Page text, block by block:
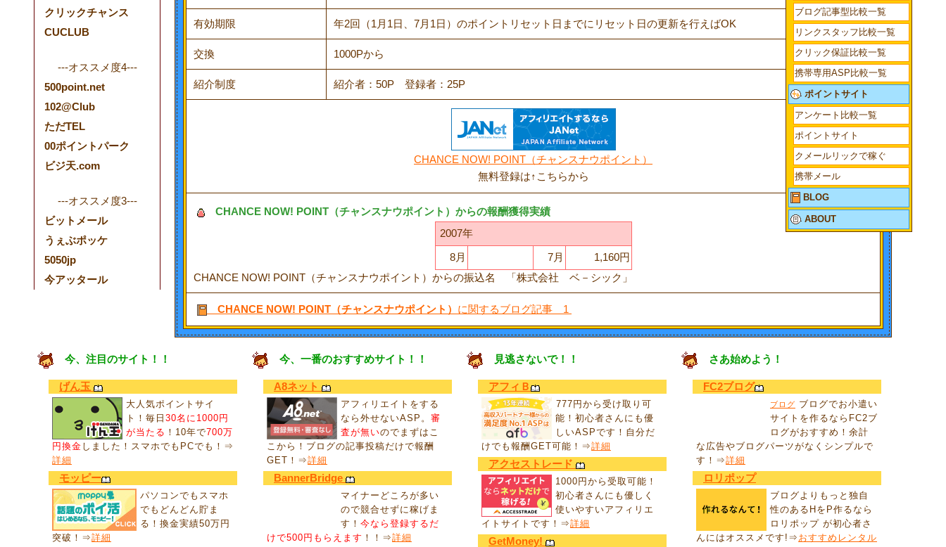
クリックチャンス
CUCLUB
---オススメ度4---
500point.net
102@Club
ただTEL
00ポイントパーク
ビジ天.com
---オススメ度3---
ビットメール
うぇぶポッケ
5050jp
今アッタール
有効期限 年2回（1月1日、7月1日）のポイントリセット日までにリセット日の更新を行えばOK
交換 1000Pから
紹介制度 紹介者：50P 登録者：25P
CHANCE NOW! POINT（チャンスナウポイント）
無料登録は↑こちらから
CHANCE NOW! POINT（チャンスナウポイント）からの報酬獲得実績
2007年
8月 7月
1,160円
CHANCE NOW! POINT（チャンスナウポイント）からの振込名 「株式会社 ベ－シック」
CHANCE NOW! POINT（チャンスナウポイント） に関するブログ記事 1
ブログ記事型比較一覧
リンクスタッフ比較一覧
クリック保証比較一覧
携帯専用ASP比較一覧
ポイントサイト
アンケート比較一覧
ポイントサイト
クメールリックで稼ぐ
携帯メール
BLOG
ABOUT
今、注目のサイト！！
げん玉
大人気ポイントサイ
ト！毎日 30名に1000円
が当たる ！10年で700万
円換金 しました！スマホでもPCでも！⇒
詳細
モッピー
パソコンでもスマホ
でもどんどん貯ま
る！換金実績50万円
突破！⇒詳細
今、一番のおすすめサイト！！
A8ネット
アフィリエイトをする
なら外せないASP。 審
査が無いのでまずはこ
こから！ブログの記事投稿だけで報酬
GET！⇒詳細
BannerBridge
マイナーどころが多い
ので競合せずに稼げま
す！ 今なら登録するだ
けで500円もらえます ！！⇒詳細
見逃さないで！！
アフィＢ
777円から受け取り可
能！初心者さんにも優
しいASPです！自分だ
けでも報酬GET可能！⇒詳細
アクセストレード
1000円から受取可能！
初心者さんにも優しく
使いやすいアフィリエ
イトサイトです！⇒詳細
GetMoney!
さあ始めよう！
FC2ブログ
ブログ ブログでお小遣い
サイトを作るならFC2ブ
ログがおすすめ！余計
な広告やブログパーツがなくシンプルで
す！⇒詳細
ロリポップ
ブログよりもっと独自
性のあるHをP作るなら
ロリポップ が初心者さ
んにはオススメです!⇒ おすすめレンタル